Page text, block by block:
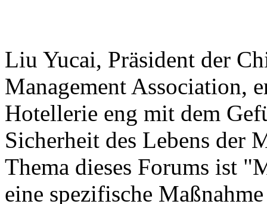
Liu Yucai, Präsident der
Management Association,
Hotellerie eng mit dem
Sicherheit des Lebens der
Thema dieses Forums ist
eine spezifische